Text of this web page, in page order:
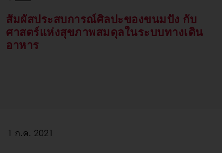
สัมผัสประสบการณ์ศิลปะของขนมปัง กับ
ศาสตร์แห่งสุขภาพสมดุลในระบบทางเดิน
อาหาร
1 ก.ค. 2021